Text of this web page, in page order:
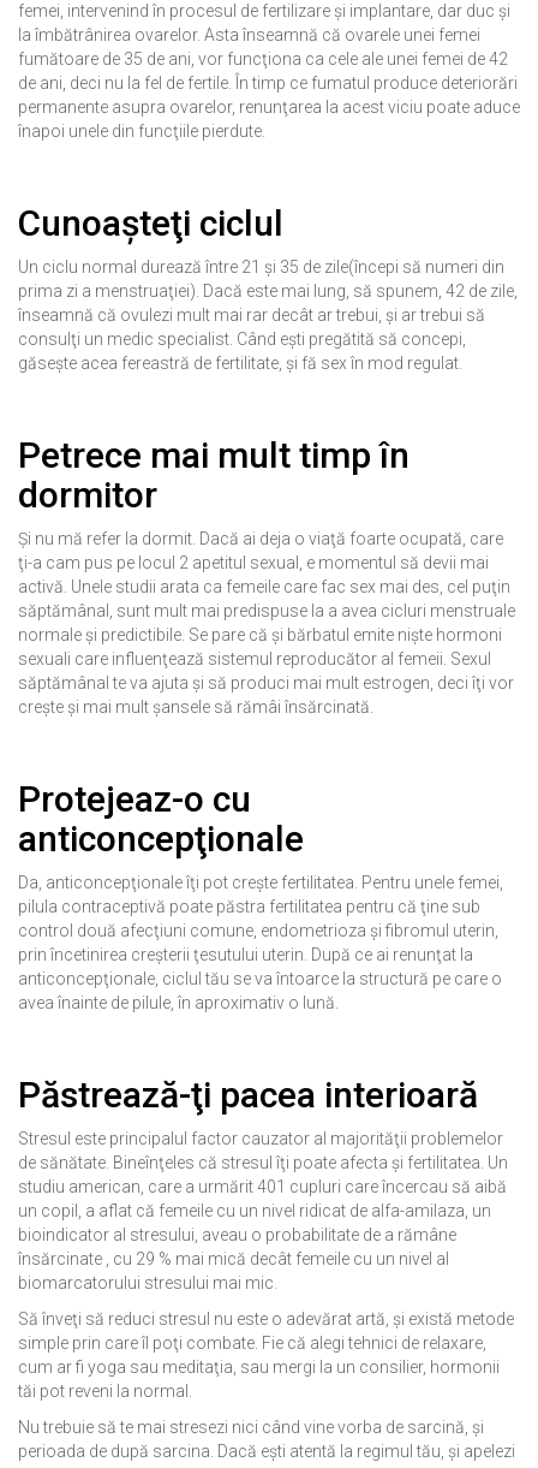
femei, intervenind în procesul de fertilizare şi implantare, dar duc şi
la îmbătrânirea ovarelor. Asta înseamnă că ovarele unei femei
fumătoare de 35 de ani, vor funcţiona ca cele ale unei femei de 42
de ani, deci nu la fel de fertile. În timp ce fumatul produce deteriorări
permanente asupra ovarelor, renunţarea la acest viciu poate aduce
înapoi unele din funcţiile pierdute.
Cunoaşteţi ciclul
Un ciclu normal durează între 21 şi 35 de zile(începi să numeri din
prima zi a menstruaţiei). Dacă este mai lung, să spunem, 42 de zile,
înseamnă că ovulezi mult mai rar decât ar trebui, şi ar trebui să
consulţi un medic specialist. Când eşti pregătită să concepi,
găseşte acea fereastră de fertilitate, şi fă sex în mod regulat.
Petrece mai mult timp în
dormitor
Şi nu mă refer la dormit. Dacă ai deja o viaţă foarte ocupată, care
ţi-a cam pus pe locul 2 apetitul sexual, e momentul să devii mai
activă. Unele studii arata ca femeile care fac sex mai des, cel puţin
săptămânal, sunt mult mai predispuse la a avea cicluri menstruale
normale şi predictibile. Se pare că şi bărbatul emite nişte hormoni
sexuali care influenţează sistemul reproducător al femeii. Sexul
săptămânal te va ajuta şi să produci mai mult estrogen, deci îţi vor
creşte şi mai mult şansele să rămâi însărcinată.
Protejeaz-o cu
anticoncepţionale
Da, anticoncepţionale îţi pot creşte fertilitatea. Pentru unele femei,
pilula contraceptivă poate păstra fertilitatea pentru că ţine sub
control două afecţiuni comune, endometrioza şi fibromul uterin,
prin încetinirea creşterii ţesutului uterin. După ce ai renunţat la
anticoncepţionale, ciclul tău se va întoarce la structură pe care o
avea înainte de pilule, în aproximativ o lună.
Păstrează-ţi pacea interioară
Stresul este principalul factor cauzator al majorităţii problemelor
de sănătate. Bineînţeles că stresul îţi poate afecta şi fertilitatea. Un
studiu american, care a urmărit 401 cupluri care încercau să aibă
un copil, a aflat că femeile cu un nivel ridicat de alfa-amilaza, un
bioindicator al stresului, aveau o probabilitate de a rămâne
însărcinate , cu 29 % mai mică decât femeile cu un nivel al
biomarcatorului stresului mai mic.
Să înveţi să reduci stresul nu este o adevărat artă, şi există metode
simple prin care îl poţi combate. Fie că alegi tehnici de relaxare,
cum ar fi yoga sau meditaţia, sau mergi la un consilier, hormonii
tăi pot reveni la normal.
Nu trebuie să te mai stresezi nici când vine vorba de sarcină, şi
perioada de după sarcina. Dacă eşti atentă la regimul tău, şi apelezi